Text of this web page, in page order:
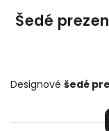
Šedé
Designové šedé
zaručeně